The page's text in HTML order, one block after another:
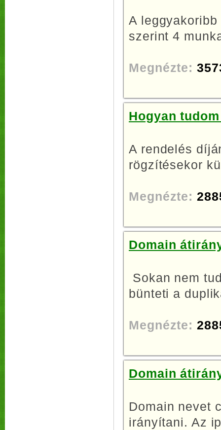
A
szerint 4
Megnézte:
Hogyan
A rendelés
rögzítésekor
Megnézte:
Domain
Sokan nem
bünteti a
Megnézte:
Domain
Domain nevet
irányítani. Az